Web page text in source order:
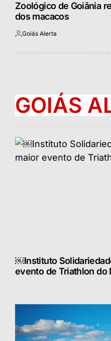
Zoológico de Goiânia
dos macacos
Postado
Goiás Alerta
GOIÁS
￼Instituto
evento de Triathlon do